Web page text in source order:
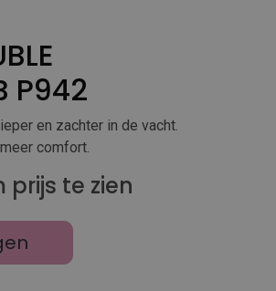
P942
en zachter in de vacht.
comfort.
prijs te zien